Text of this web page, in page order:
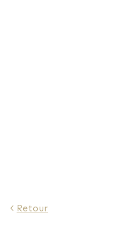
Retour